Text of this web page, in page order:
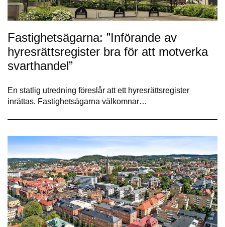
Fastighetsägarna: ”Införande av
hyresrättsregister bra för att motverka
svarthandel”
En statlig utredning föreslår att ett hyresrättsregister
inrättas. Fastighetsägarna välkomnar…